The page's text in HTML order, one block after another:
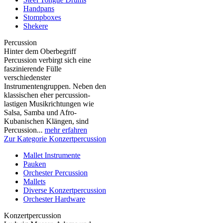
Handpans
Stompboxes
Shekere
Percussion
Hinter dem Oberbegriff
Percussion verbirgt sich eine
faszinierende Fülle
verschiedenster
Instrumentengruppen. Neben den
klassischen eher percussion-
lastigen Musikrichtungen wie
Salsa, Samba und Afro-
Kubanischen Klängen, sind
Percussion... mehr erfahren
Zur Kategorie Konzertpercussion
Mallet Instrumente
Pauken
Orchester Percussion
Mallets
Diverse Konzertpercussion
Orchester Hardware
Konzertpercussion